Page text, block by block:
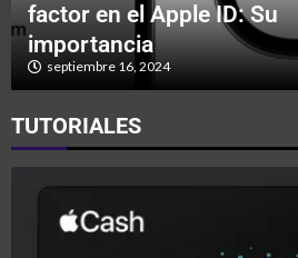
factor en el Apple ID: Su
importancia
septiembre 16, 2024
TUTORIALES